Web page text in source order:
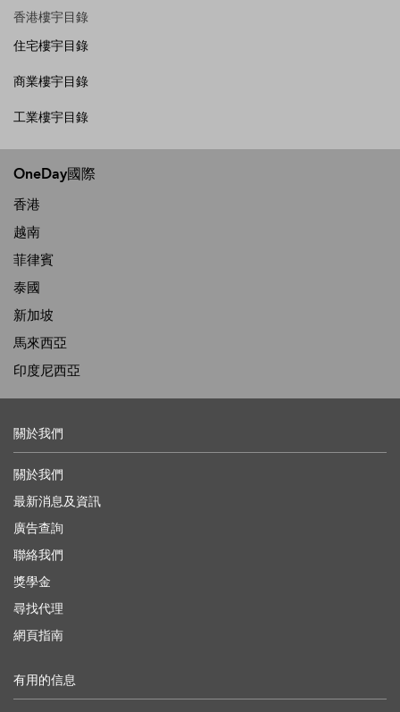
香港樓宇目錄
住宅樓宇目錄
商業樓宇目錄
工業樓宇目錄
OneDay國際
香港
越南
菲律賓
泰國
新加坡
馬來西亞
印度尼西亞
關於我們
關於我們
最新消息及資訊
廣告查詢
聯絡我們
獎學金
尋找代理
網頁指南
有用的信息